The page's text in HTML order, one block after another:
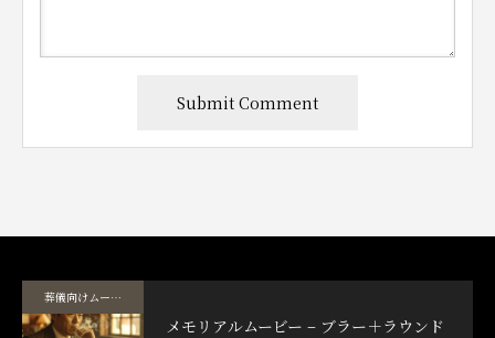
葬儀向けムービーテンプレート
メモリアルムービー – ブラー＋ラウンド